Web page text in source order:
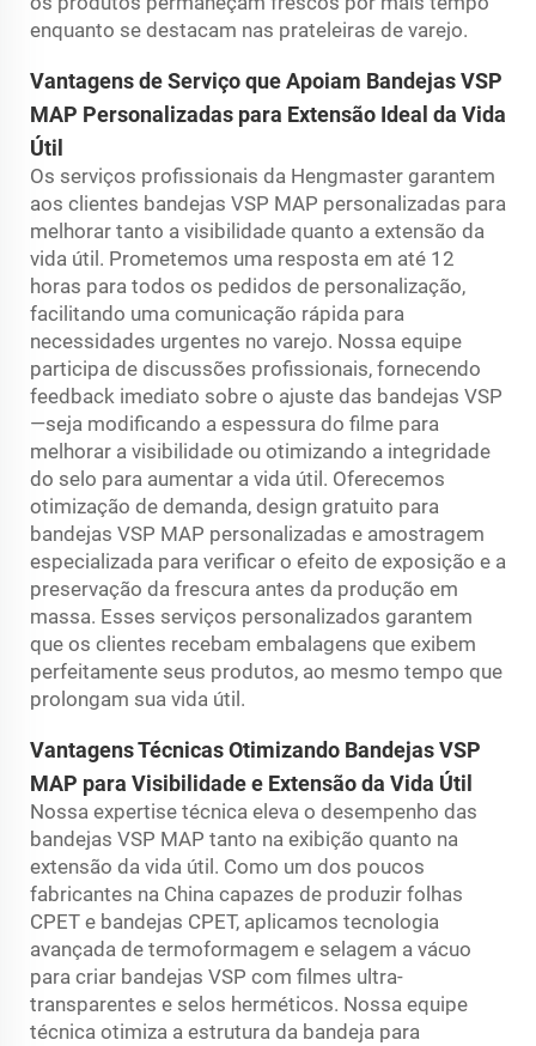
enquanto se destacam nas prateleiras de varejo.
Vantagens de Serviço que Apoiam Bandejas VSP
MAP Personalizadas para Extensão Ideal da Vida
Útil
Os serviços profissionais da Hengmaster garantem
aos clientes bandejas VSP MAP personalizadas para
melhorar tanto a visibilidade quanto a extensão da
vida útil. Prometemos uma resposta em até 12
horas para todos os pedidos de personalização,
facilitando uma comunicação rápida para
necessidades urgentes no varejo. Nossa equipe
participa de discussões profissionais, fornecendo
feedback imediato sobre o ajuste das bandejas VSP
—seja modificando a espessura do filme para
melhorar a visibilidade ou otimizando a integridade
do selo para aumentar a vida útil. Oferecemos
otimização de demanda, design gratuito para
bandejas VSP MAP personalizadas e amostragem
especializada para verificar o efeito de exposição e a
preservação da frescura antes da produção em
massa. Esses serviços personalizados garantem
que os clientes recebam embalagens que exibem
perfeitamente seus produtos, ao mesmo tempo que
prolongam sua vida útil.
Vantagens Técnicas Otimizando Bandejas VSP
MAP para Visibilidade e Extensão da Vida Útil
Nossa expertise técnica eleva o desempenho das
bandejas VSP MAP tanto na exibição quanto na
extensão da vida útil. Como um dos poucos
fabricantes na China capazes de produzir folhas
CPET e bandejas CPET, aplicamos tecnologia
avançada de termoformagem e selagem a vácuo
para criar bandejas VSP com filmes ultra-
transparentes e selos herméticos. Nossa equipe
técnica otimiza a estrutura da bandeja para